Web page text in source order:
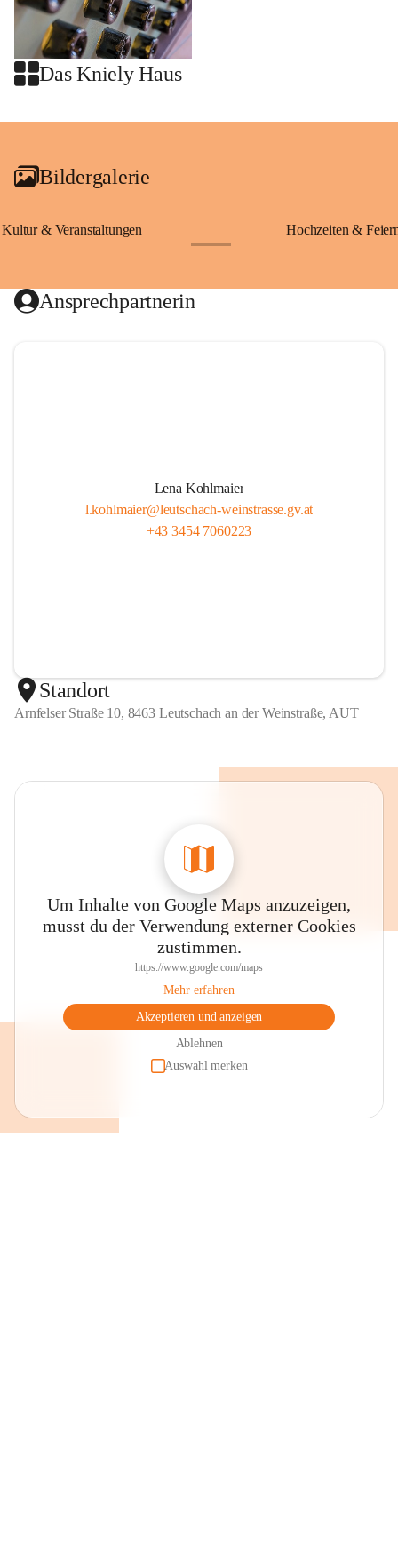
Das Kniely Haus
+2
Bildergalerie
Kultur & Veranstaltungen Hochzeiten &
Ansprechpartnerin
Lena Kohlmaier
l.kohlmaier@leutschach-weinstrasse.gv.at
+43 3454 7060223
Standort
Arnfelser Straße 10, 8463 Leutschach an der Weinstraße, AUT
Um Inhalte von Google Maps anzuzeigen,
musst du der Verwendung externer Cookies
zustimmen.
https://www.google.com/maps
Mehr erfahren
Akzeptieren und anzeigen
Ablehnen
Auswahl merken